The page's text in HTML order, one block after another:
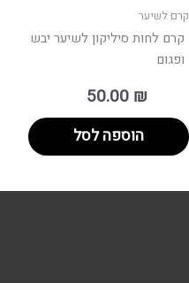
קרם לשיער
קרם לחות סיליקון לשיער יבש
ופגום
50.00 ₪
הוספה לסל